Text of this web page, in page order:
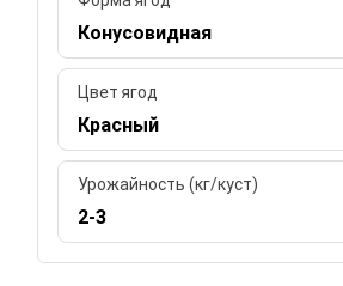
Конусовидная
Цвет ягод
Красный
Урожайность (кг/куст)
2-3